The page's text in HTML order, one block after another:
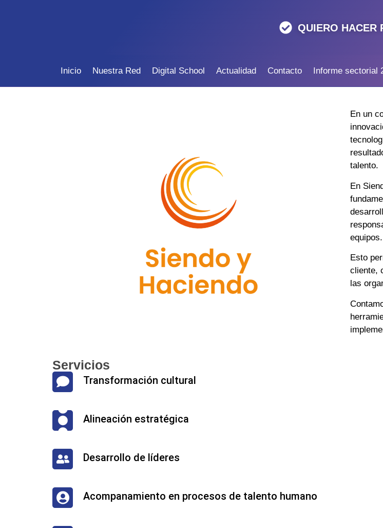
QUIERO HACER
Inicio Nuestra Red Digital School Actualidad Contacto Informe sectorial
En un
talento.
En
equipos.
Esto
cliente,
las
Servicios
Transformación cultural
Alineación estratégica
Desarrollo de líderes
Acompanamiento en procesos de talento humano